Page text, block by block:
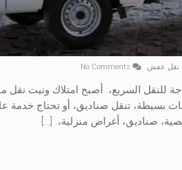
نقل عفش
للنقل السريع،. أصبح امتلاك ونيت
تنقل صناديق، أو تحتاج خدمة
صناديق، أغراض منزلية،. […]